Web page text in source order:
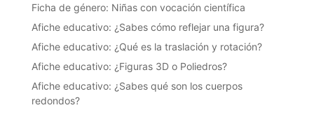
Ficha de género: Niñas con vocación científica
Afiche educativo: ¿Sabes cómo reflejar una figura?
Afiche educativo: ¿Qué es la traslación y rotación?
Afiche educativo: ¿Figuras 3D o Poliedros?
Afiche educativo: ¿Sabes qué son los cuerpos
redondos?